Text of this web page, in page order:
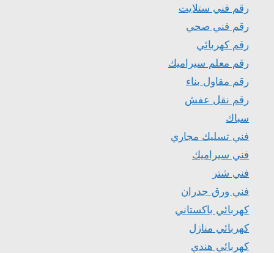
رقم فني ستلايت
رقم فني صحي
رقم كهربائي
رقم معلم سيراميك
رقم مقاول بناء
رقم نقل عفش
سباك
فني تسليك مجاري
فني سيراميك
فني شتر
فني ورق جدران
كهربائي باكستاني
كهربائي منازل
كهربائي هندي